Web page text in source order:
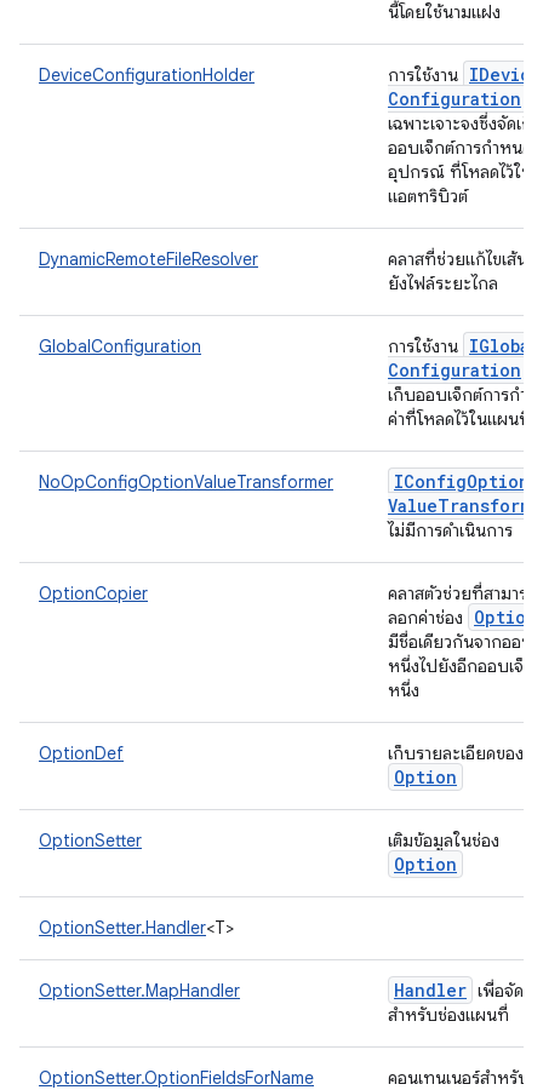
นี้โดยใช้นามแฝง
DeviceConfigurationHolder การใช้งาน IDevice
Configuration
เฉพาะเจาะจงซึ่งจัดเก็บ
ออบเจ็กต์การกำหนดค่
อุปกรณ์ ที่โหลดไว้ใน
แอตทริบิวต์
DynamicRemoteFileResolver
คลาสที่ช่วยแก้ไขเส้นท
ยังไฟล์ระยะไกล
GlobalConfiguration การใช้งาน IGlobal
Configuration
เก็บออบเจ็กต์การกำ
ค่าที่โหลดไว้ในแผนที่
NoOpConfigOptionValueTransformer IConfigOption
Value
ไม่มีการดำเนินการ
OptionCopier
คลาสตัวช่วยที่สามารถ
ลอกค่าช่อง
Option
มีชื่อเดียวกันจากออบ
หนึ่งไปยังอีกออบเจ็กต์
หนึ่ง
OptionDef เก็บรายละเอียดของ
Option
OptionSetter เติมข้อมูลในช่อง
Option
OptionSetter.Handler<T>
OptionSetter.MapHandler Handler เพื่อจัดก
สำหรับช่องแผนที่
OptionSetter.OptionFieldsForName
คอนเทนเนอร์สำหรับ